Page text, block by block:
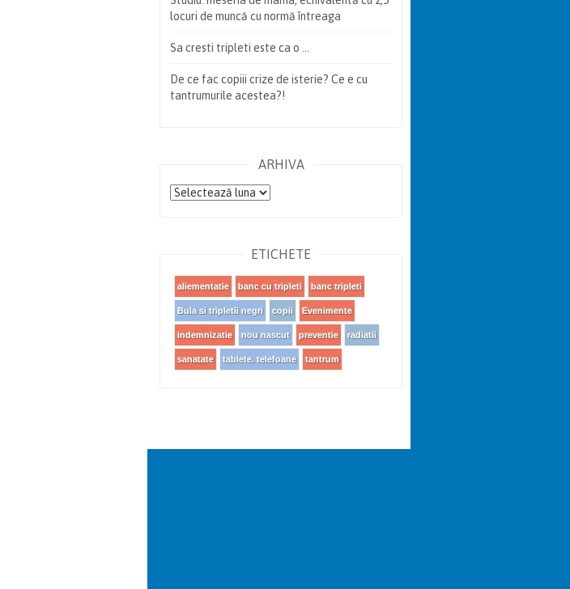
locuri de muncă cu normă întreaga
Sa cresti tripleti este ca o …
De ce fac copiii crize de isterie? Ce e cu
tantrumurile acestea?!
ARHIVA
Arhiva
ETICHETE
aliementatie banc cu tripleti banc tripleti
Bula si tripletii negri copii Evenimente
indemnizatie nou nascut preventie radiatii
sanatate tablete. telefoane tantrum